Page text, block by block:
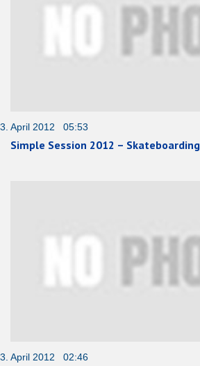
3. April 2012 05:53
Simple Session 2012 –
3. April 2012 02:46